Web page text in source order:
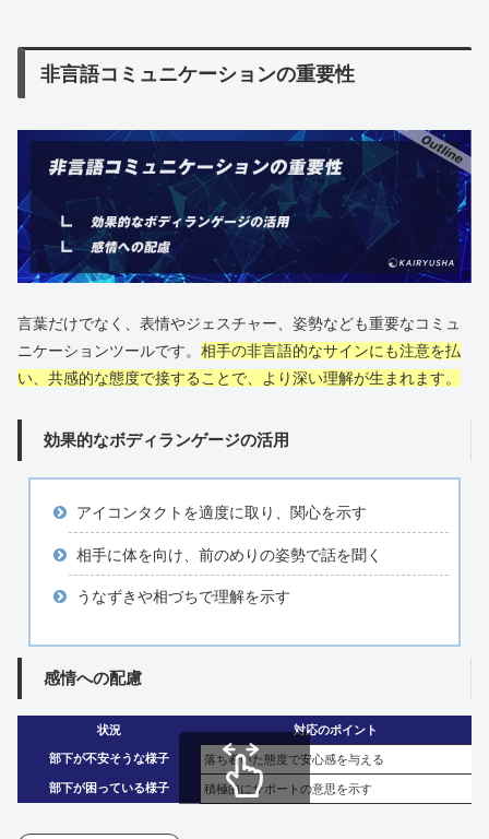
非言語コミュニケーションの重要性
言葉だけでなく、表情やジェスチャー、姿勢なども重要なコミュ
ニケーションツールです。 相手の非言語的なサインにも注意を払
い、共感的な態度で接することで、より深い理解が生まれます。
効果的なボディランゲージの活用
アイコンタクトを適度に取り、関心を示す
相手に体を向け、前のめりの姿勢で話を聞く
うなずきや相づちで理解を示す
感情への配慮
状況 対応のポイント
部下が不安そうな様子 落ち着いた態度で安心感を与える
部下が困っている様子 積極的にサポートの意思を示す